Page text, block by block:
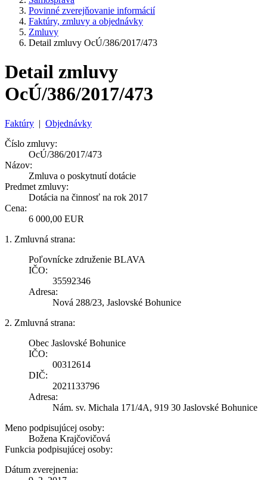
Povinné zverejňovanie informácií
Faktúry, zmluvy a objednávky
Zmluvy
Detail zmluvy OcÚ/386/2017/473
Detail zmluvy
OcÚ/386/2017/473
Faktúry | Objednávky
Číslo zmluvy:
OcÚ/386/2017/473
Názov:
Zmluva o poskytnutí dotácie
Predmet zmluvy:
Dotácia na činnosť na rok 2017
Cena:
6 000,00 EUR
1. Zmluvná strana:
Poľovnícke združenie BLAVA
IČO:
35592346
Adresa:
Nová 288/23, Jaslovské Bohunice
2. Zmluvná strana:
Obec Jaslovské Bohunice
IČO:
00312614
DIČ:
2021133796
Adresa:
Nám. sv. Michala 171/4A, 919 30 Jaslovské Bohunice
Meno podpisujúcej osoby:
Božena Krajčovičová
Funkcia podpisujúcej osoby:
Dátum zverejnenia: